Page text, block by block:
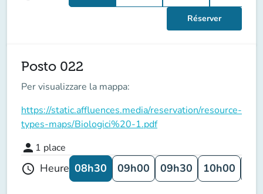
Réserver
Posto 022
Per visualizzare la mappa:
https://static.affluences.media/reservation/resource-
types-maps/Biologici%20-1.pdf
person 1 place
schedule Heure 08h30 09h00 09h30 10h00